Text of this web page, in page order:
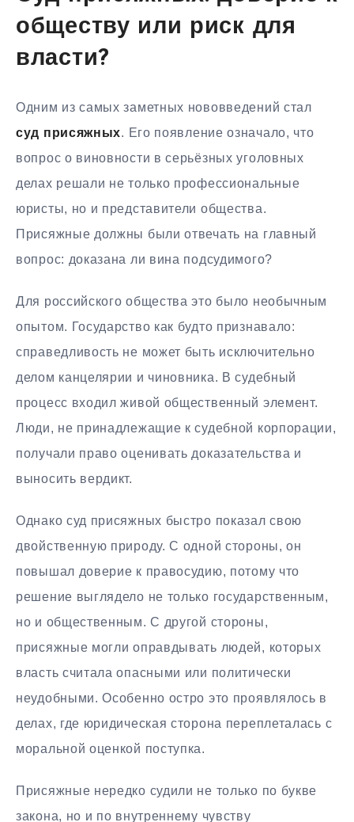
обществу или риск для
власти?
Одним из самых заметных нововведений стал
суд присяжных. Его появление означало, что
вопрос о виновности в серьёзных уголовных
делах решали не только профессиональные
юристы, но и представители общества.
Присяжные должны были отвечать на главный
вопрос: доказана ли вина подсудимого?
Для российского общества это было необычным
опытом. Государство как будто признавало:
справедливость не может быть исключительно
делом канцелярии и чиновника. В судебный
процесс входил живой общественный элемент.
Люди, не принадлежащие к судебной корпорации,
получали право оценивать доказательства и
выносить вердикт.
Однако суд присяжных быстро показал свою
двойственную природу. С одной стороны, он
повышал доверие к правосудию, потому что
решение выглядело не только государственным,
но и общественным. С другой стороны,
присяжные могли оправдывать людей, которых
власть считала опасными или политически
неудобными. Особенно остро это проявлялось в
делах, где юридическая сторона переплеталась с
моральной оценкой поступка.
Присяжные нередко судили не только по букве
закона, но и по внутреннему чувству